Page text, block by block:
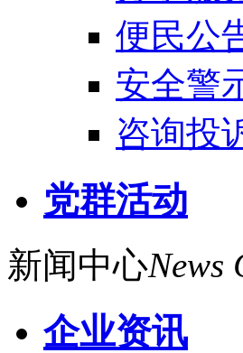
便民公
安全警
咨询投
党群活动
新闻中心News
企业资讯